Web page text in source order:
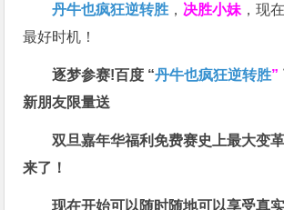
丹牛也疯狂逆转胜 ， 决胜小妹 ，现
最好时机！
逐梦参赛!百度 “丹牛也疯狂逆转胜”
新朋友限量送
双旦嘉年华福利免费赛史上最大变革
来了！
现在开始可以随时随地可以享受真